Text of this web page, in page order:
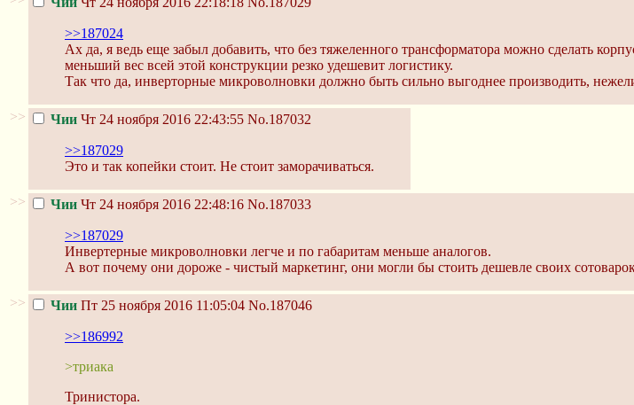
>>187024
Ах да, я ведь еще забыл добавить, что без тяжеленного трансформатора можно сделать
меньший вес всей этой конструкции резко удешевит логистику.
Так что да, инверторные микроволновки должно быть сильно выгоднее производить,
>> Чии Чт 24 ноября 2016 22:43:55 No.187032
>>187029
Это и так копейки стоит. Не стоит заморачиваться.
>> Чии Чт 24 ноября 2016 22:48:16 No.187033
>>187029
Инвертерные микроволновки легче и по габаритам меньше аналогов.
А вот почему они дороже - чистый маркетинг, они могли бы стоить дешевле своих
>> Чии Пт 25 ноября 2016 11:05:04 No.187046
>>186992
>триака
Тринистора.